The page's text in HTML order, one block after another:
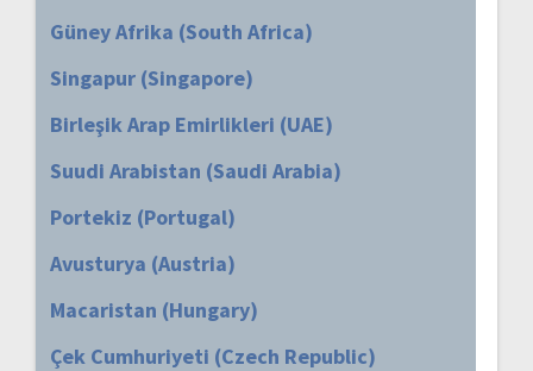
Güney Afrika (South Africa)
Singapur (Singapore)
Birleşik Arap Emirlikleri (UAE)
Suudi Arabistan (Saudi Arabia)
Portekiz (Portugal)
Avusturya (Austria)
Macaristan (Hungary)
Çek Cumhuriyeti (Czech Republic)